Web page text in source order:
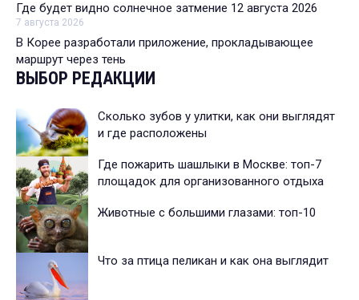
Где будет видно солнечное затмение 12 августа 2026
7 августа 2026
В Корее разработали приложение, прокладывающее
маршрут через тень
ВЫБОР РЕДАКЦИИ
Сколько зубов у улитки, как они выглядят
и где расположены
Где пожарить шашлыки в Москве: топ-7
площадок для организованного отдыха
Животные с большими глазами: топ-10
Что за птица пеликан и как она выглядит